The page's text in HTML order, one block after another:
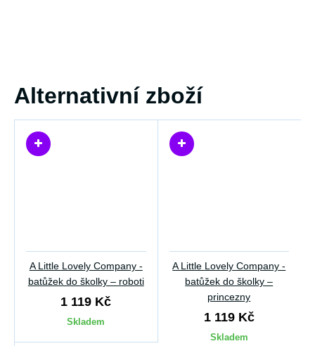
Alternativní zboží
A Little Lovely Company -
batůžek do školky – roboti
1 119 Kč
Skladem
A Little Lovely Company -
batůžek do školky –
princezny
1 119 Kč
Skladem